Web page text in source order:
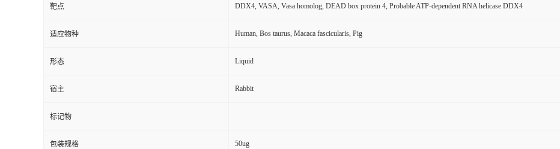
靶点 DDX4, VASA, Vasa homolog, DEAD box protein 4, Probable ATP-dependent RNA helicase DDX4
适应物种 Human, Bos taurus, Macaca fascicularis, Pig
形态 Liquid
宿主 Rabbit
标记物
包装规格 50ug